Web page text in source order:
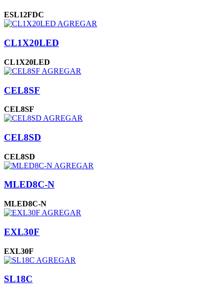
ESL12FDC
AGREGAR
CL1X20LED
CL1X20LED
AGREGAR
CEL8SF
CEL8SF
AGREGAR
CEL8SD
CEL8SD
AGREGAR
MLED8C-N
MLED8C-N
AGREGAR
EXL30F
EXL30F
AGREGAR
SL18C